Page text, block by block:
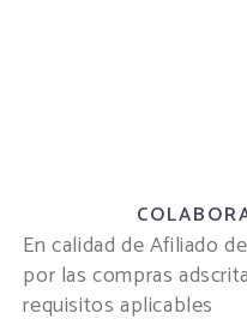
En calidad de Afiliado
por las compras
requisitos aplicables